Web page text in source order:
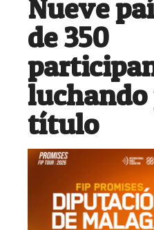
Nueve
de 350
título